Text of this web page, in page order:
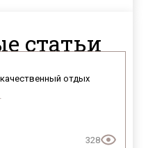
статьи
отдых
328